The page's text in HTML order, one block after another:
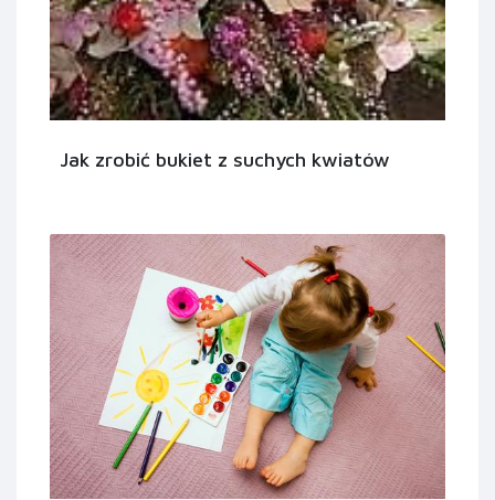
Jak zrobić bukiet z suchych kwiatów